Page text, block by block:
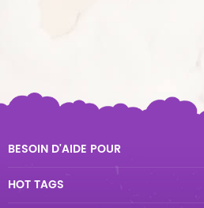
BESOIN D'AIDE POUR
HOT TAGS